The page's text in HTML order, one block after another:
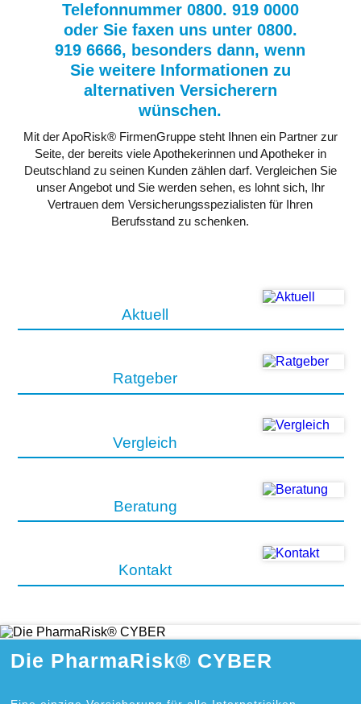
Telefonnummer 0800. 919 0000
oder Sie faxen uns unter 0800.
919 6666, besonders dann, wenn
Sie weitere Informationen zu
alternativen Versicherern
wünschen.
Mit der ApoRisk® FirmenGruppe steht Ihnen ein Partner zur
Seite, der bereits viele Apothekerinnen und Apotheker in
Deutschland zu seinen Kunden zählen darf. Vergleichen Sie
unser Angebot und Sie werden sehen, es lohnt sich, Ihr
Vertrauen dem Versicherungsspezialisten für Ihren
Berufsstand zu schenken.
Aktuell
Ratgeber
Vergleich
Beratung
Kontakt
Die PharmaRisk® CYBER